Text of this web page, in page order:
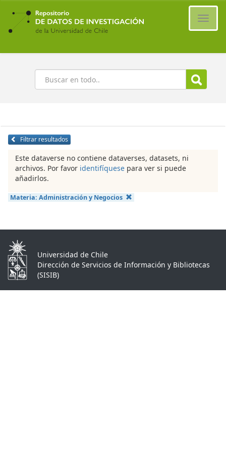
Ir
contenido
principal
Buscar
Filtrar resultados
Este dataverse no contiene dataverses, datasets, ni
archivos. Por favor identifíquese para ver si puede
añadirlos.
Materia: Administración y Negocios
Universidad de Chile
Dirección de Servicios de Información y Bibliotecas
(SISIB)